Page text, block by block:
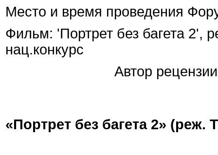
Место и время проведения
Фильм: 'Портрет без багета 2',
нац.конкурс
Автор рецензии:
«Портрет без багета 2» (реж.